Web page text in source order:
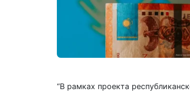
“В рамках проекта